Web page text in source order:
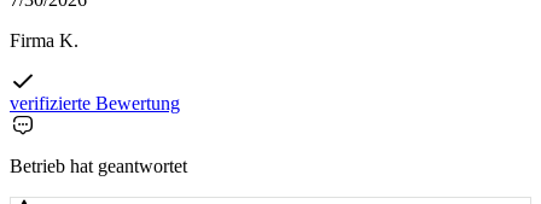
Firma K.
verifizierte Bewertung
Betrieb hat geantwortet